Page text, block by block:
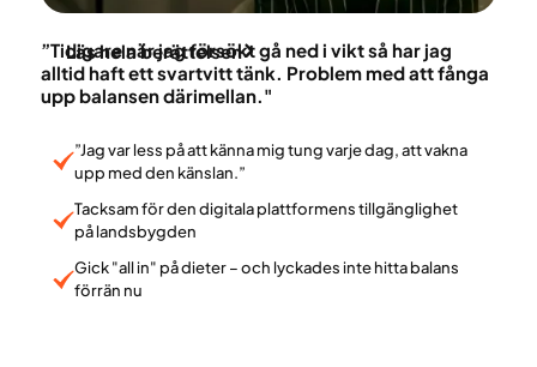
”Tidigare när jag försökt gå ned i vikt så har jag
alltid haft ett svartvitt tänk. Problem med att fånga
upp balansen därimellan."
”Jag var less på att känna mig tung varje dag, att vakna
upp med den känslan.”
Tacksam för den digitala plattformens tillgänglighet
på landsbygden
Gick "all in" på dieter – och lyckades inte hitta balans
förrän nu
Läs hela berättelsen